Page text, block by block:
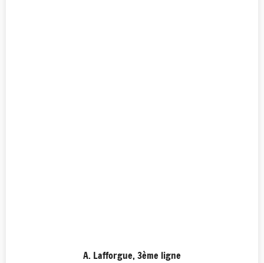
A. Lafforgue, 3ème ligne